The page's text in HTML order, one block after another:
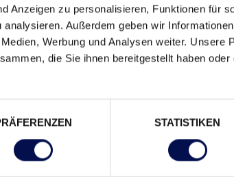
Anzeigen zu personalisieren, Funktionen für
Außerdem geben wir
Werbung und Analysen weiter. Unsere
die Sie ihnen bereitgestellt haben
STATISTIKEN
kann bei
sind direkt